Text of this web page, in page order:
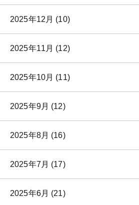
2025年12月 (10)
2025年11月 (12)
2025年10月 (11)
2025年9月 (12)
2025年8月 (16)
2025年7月 (17)
2025年6月 (21)